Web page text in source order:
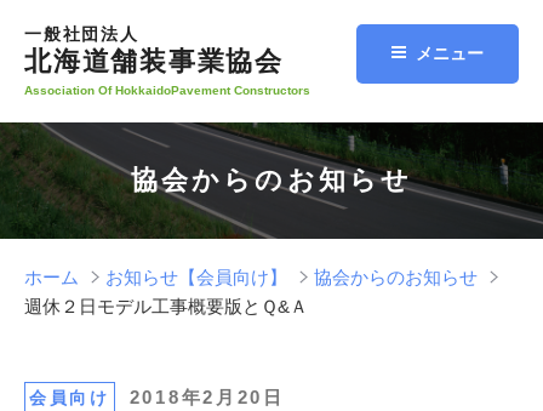
ツ
へ
ス
一般社団法人
北海道舗装事業協会
Association Of HokkaidoPavement Constructors
メニュー
協会からのお知らせ
ホーム お知らせ【会員向け】
協会からのお知らせ
週休２日モデル工事概要版とＱ&Ａ
会員向け
投
2018年2月20日